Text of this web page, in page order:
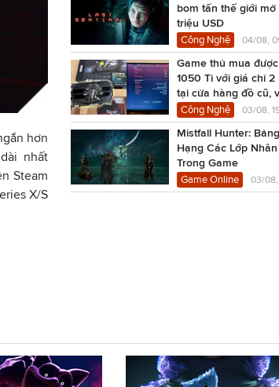
hơn
nhất
Steam
X/S
bom tấn thế giới mở
triệu USD
Công Nghệ 04/08,
Game thủ mua
1050 Ti với giá chỉ 2
tại cửa hàng đồ cũ,
chạy Cyberpunk
Công Nghệ 03/08,
Mistfall Hunter:
Hạng Các Lớp
Trong Game
Game Online 03/08,